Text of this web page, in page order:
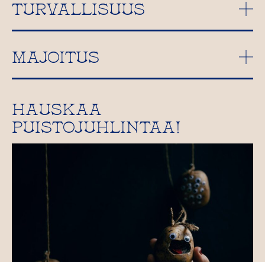
TURVALLISUUS
MAJOITUS
HAUSKAA
PUISTOJUHLINTAA!